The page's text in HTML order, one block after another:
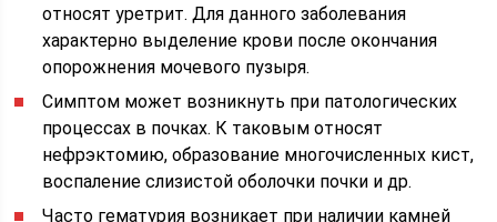
относят уретрит. Для данного заболевания
характерно выделение крови после окончания
опорожнения мочевого пузыря.
Симптом может возникнуть при патологических
процессах в почках. К таковым относят
нефрэктомию, образование многочисленных кист,
воспаление слизистой оболочки почки и др.
Часто гематурия возникает при наличии камней